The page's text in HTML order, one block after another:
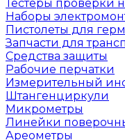
Тестеры проверки
Наборы
Пистолеты для
Запчасти для
Средства защиты
Рабочие перчатки
Измерительный
Штангенциркули
Микрометры
Линейки
Ареометры